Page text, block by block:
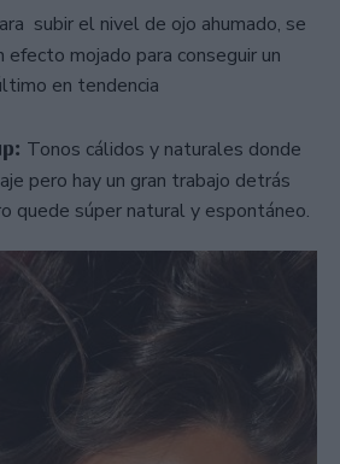
subir el nivel de ojo ahumado, se
efecto mojado para conseguir un
en tendencia
Tonos cálidos y naturales donde
pero hay un gran trabajo detrás
quede súper natural y espontáneo.